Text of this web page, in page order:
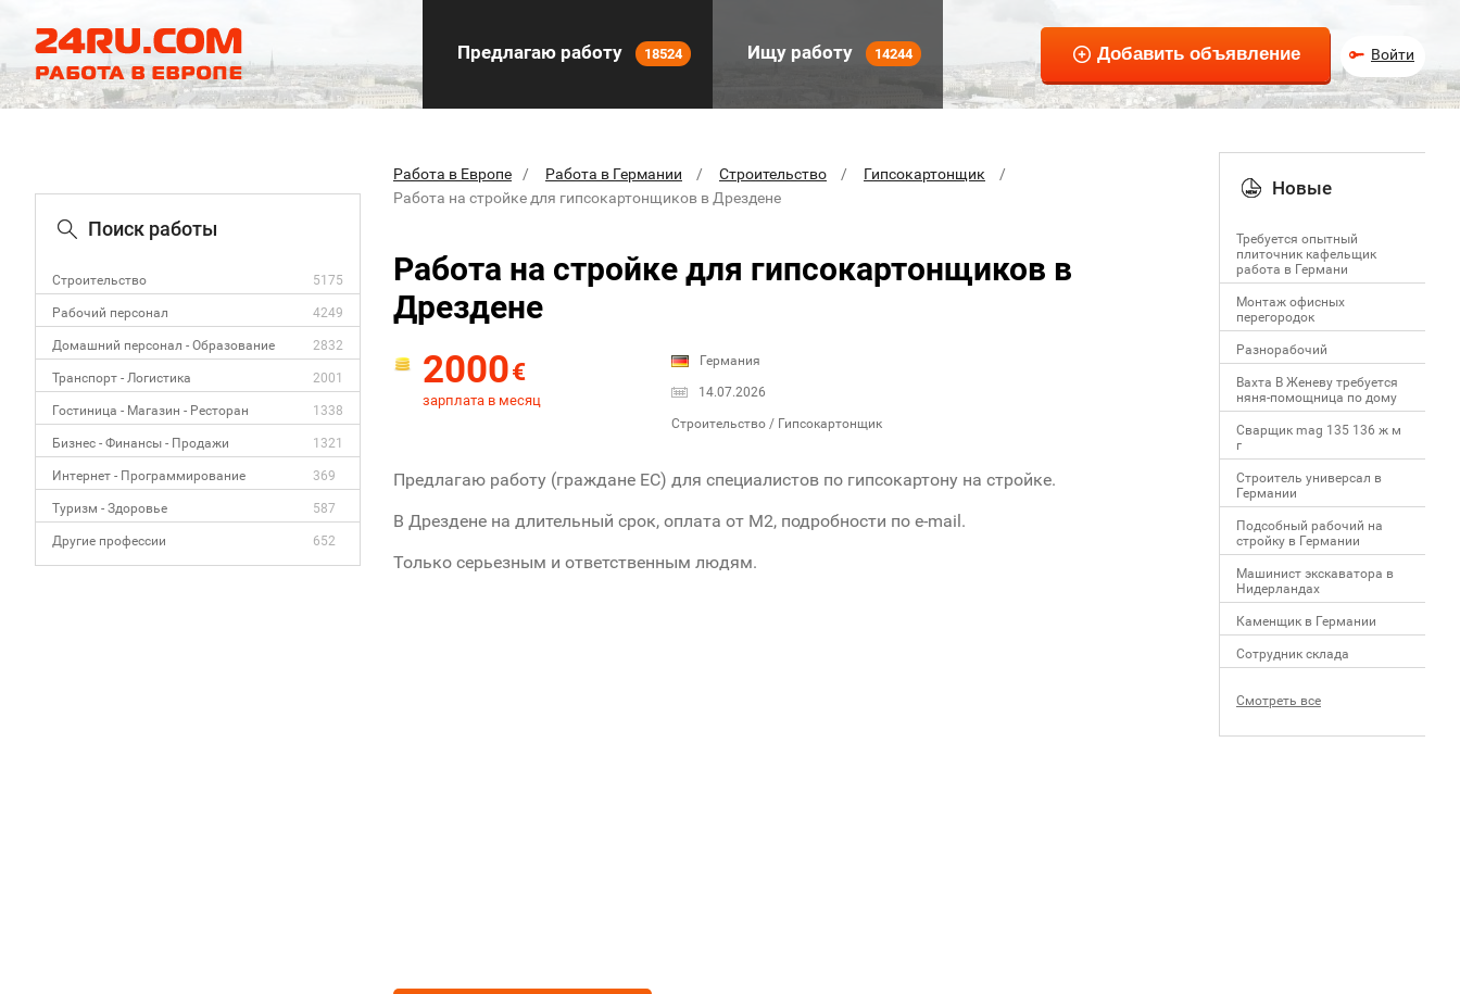
Предлагаю работу 18524 Ищу работу 14244 Войти
Поиск работы
Строительство 5175
Рабочий персонал 4249
Домашний персонал - Образование 2832
Транспорт - Логистика 2001
Гостиница - Магазин - Ресторан 1338
Бизнес - Финансы - Продажи 1321
Интернет - Программирование 369
Туризм - Здоровье 587
Другие профессии 652
Работа в Европе Работа в Германии Строительство
Гипсокартонщик
Работа на стройке для гипсокартонщиков в Дрездене
Работа на стройке для гипсокартонщиков в
Дрездене
2000€
зарплата в месяц
Германия
14.07.2026
Строительство / Гипсокартонщик
Предлагаю работу (граждане ЕС) для специалистов по гипсокартону на стройке.
В Дрездене на длительный срок, оплата от М2, подробности по e-mail.
Только серьезным и ответственным людям.
Новые
Требуется опытный
плиточник кафельщик
работa в Германи
Mонтаж офисных
перегородок
Разнорабочий
Вахта В Женеву требуется
няня-помощница по дому
Сварщик mag 135 136 ж м
г
Строитель универсал в
Германии
Подсобный рабочий на
стройку в Германии
Машинист экскаватора в
Нидерландах
Каменщик в Германии
Сотрудник склада
Смотреть все